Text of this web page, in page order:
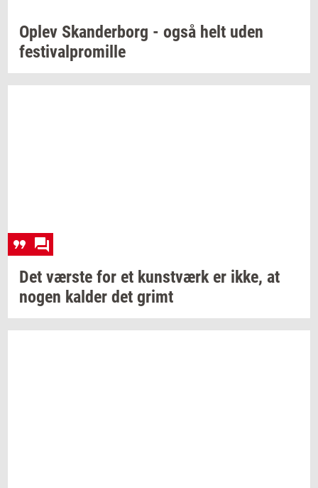
Oplev Skan­der­borg - også helt uden
festi­val­pro­mil­le
Det vær­ste for et kunst­værker ikke, at
nogen kal­der det grimt